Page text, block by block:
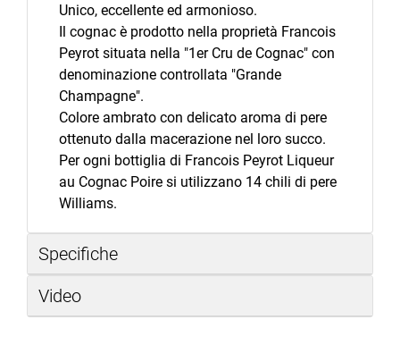
Unico, eccellente ed armonioso.
Il cognac è prodotto nella proprietà Francois
Peyrot situata nella "1er Cru de Cognac" con
denominazione controllata "Grande
Champagne".
Colore ambrato con delicato aroma di pere
ottenuto dalla macerazione nel loro succo.
Per ogni bottiglia di Francois Peyrot Liqueur
au Cognac Poire si utilizzano 14 chili di pere
Williams.
Specifiche
Video